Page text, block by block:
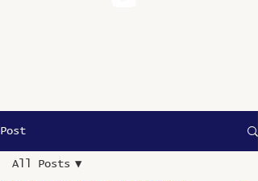
Post
All Posts